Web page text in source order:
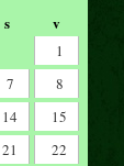
s v
1
7
8
14
15
21
22